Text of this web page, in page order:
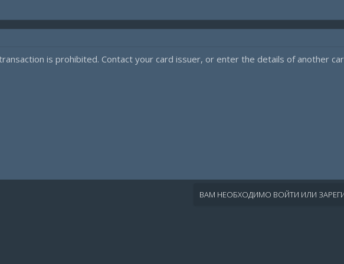
is prohibited. Contact your card issuer, or enter the details of another
ВАМ НЕОБХОДИМО ВОЙТИ ИЛИ